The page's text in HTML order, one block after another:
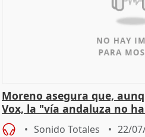
Moreno asegura que,
Vox, la "vía andaluza no
"cambiar"
Sonido Totales 22/